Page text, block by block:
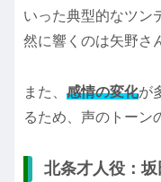
いった典型的なツン
然に響くのは矢野さ
また、 感情の変化が
るため、声のトーン
北条才人役：